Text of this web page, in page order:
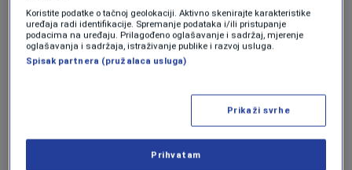
Period do kraja juna za Škorpije bi mogao da
bude jedan od najisplativijih u ovoj godini.
Vagama se otvaraju vrata novih mogućnosti
kada je riječ o zaradi. Ono što je posebno
Koristite podatke o tačnoj geolokaciji. Aktivno skenirajte karakteristike
uređaja radi identifikacije. Spremanje podataka i/ili pristupanje
podacima na uređaju. Prilagođeno oglašavanje i sadržaj, mjerenje
oglašavanja i sadržaja, istraživanje publike i razvoj usluga.
Spisak partnera (pružalaca usluga)
Prikaži svrhe
Prihvatam